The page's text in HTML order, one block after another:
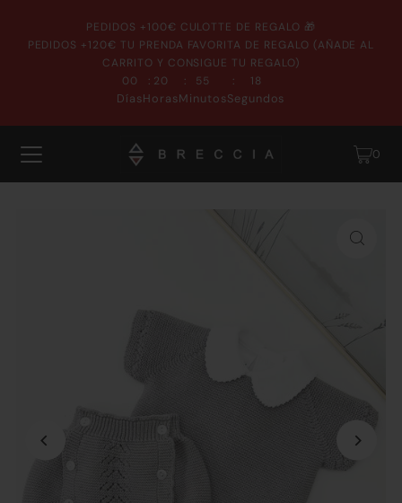
PEDIDOS +100€ CULOTTE DE REGALO 🎁
PEDIDOS +120€ TU PRENDA FAVORITA DE REGALO (AÑADE AL
CARRITO Y CONSIGUE TU REGALO)
00
Días
: 20
Horas
: 55
Minutos
: 18
Segundos
0